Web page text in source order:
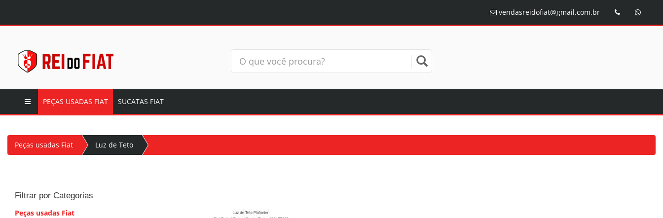
vendasreidofiat@gmail.com.br
PEÇAS USADAS FIAT SUCATAS FIAT
Peças usadas Fiat Luz de Teto
Filtrar por Categorias
Peças usadas Fiat